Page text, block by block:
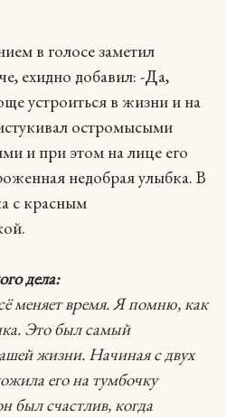
в голосе заметил
ехидно добавил: -Да,
устроиться в жизни и на
остромысыми
и при этом на лице его
недобрая улыбка. В
с красным
дела:
меняет время. Я помню, как
Это был самый
жизни. Начиная с двух
его на тумбочку
был счастлив, когда